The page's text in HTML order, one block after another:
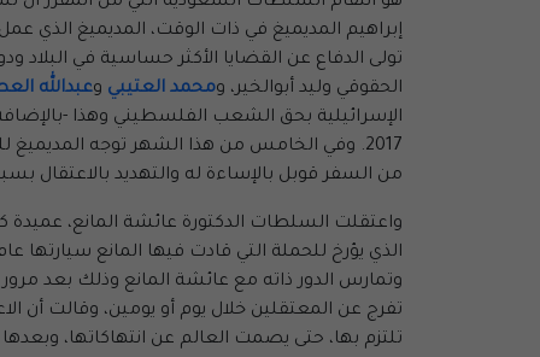
إبراهيم المديميغ في ذات الوقت، المديميغ الذي
تولى الدفاع عن القضايا الأكثر حساسية في
الحقوقي وليد أبوالخير، ومحمد العتيبي وعبدالله
الإسرائيلية بحق الشعب الفلسطيني وهذا -
2017. وفي الخامس من هذا الشهر توجه
من السفر قوبل بالإساءة له والتهديد بالاعتقال
تفرج عن المعتقلين خلال يوم أو يومين، وقالت أن